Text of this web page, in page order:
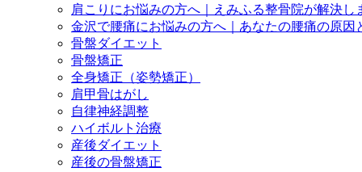
肩こりにお悩みの方へ｜えみふる整骨院が解決し
金沢で腰痛にお悩みの方へ｜あなたの腰痛の原因
骨盤ダイエット
骨盤矯正
全身矯正（姿勢矯正）
肩甲骨はがし
自律神経調整
ハイボルト治療
産後ダイエット
産後の骨盤矯正